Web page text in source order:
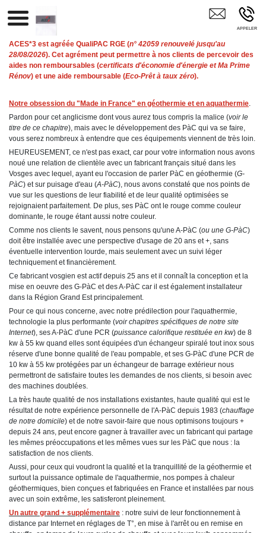
ACES*3 est agréée QualiPAC RGE (n° 42059 renouvelé jusqu'au
28/08/2026). Cet agrément peut permettre à nos clients de percevoir des
aides non remboursables (certificats d'économie d'énergie et Ma Prime
Rénov) et une aide remboursable (Eco-Prêt à taux zéro).
Notre obsession du "Made in France" en géothermie et en aquathermie.
Pardon pour cet anglicisme dont vous aurez tous compris la malice (voir le
titre de ce chapitre), mais avec le développement des PàC qui va se faire,
vous serez nombreux à entendre que ces équipements viennent de très loin.
HEUREUSEMENT, ce n'est pas exact, car pour votre information nous avons
noué une relation de clientèle avec un fabricant français situé dans les
Vosges avec lequel, ayant eu l'occasion de parler PàC en géothermie (G-
PàC) et sur puisage d'eau (A-PàC), nous avons constaté que nos points de
vue sur les questions de leur fiabilité et de leur qualité optimisées se
rejoignaient parfaitement. De plus, ses PàC ont le rouge comme couleur
dominante, le rouge étant aussi notre couleur.
Comme nos clients le savent, nous pensons qu'une A-PàC (ou une G-PàC)
doit être installée avec une perspective d'usage de 20 ans et +, sans
éventuelle intervention lourde, mais seulement avec un suivi léger
techniquement et financièrement.
Ce fabricant vosgien est actif depuis 25 ans et il connaît la conception et la
mise en oeuvre des G-PàC et des A-PàC car il est également installateur
dans la Région Grand Est principalement.
Pour ce qui nous concerne, avec notre prédilection pour l'aquathermie,
technologie la plus performante (voir chapitres spécifiques de notre site
Internet), ses A-PàC d'une PCR (puissance calorifique restituée en kw) de 8
kw à 55 kw quand elles sont équipées d'un échangeur spiralé tout inox sous
réserve d'une bonne qualité de l'eau pompable, et ses G-PàC d'une PCR de
10 kw à 55 kw protégées par un échangeur de barrage extérieur nous
permettront de satisfaire toutes les demandes de nos clients, si besoin avec
des machines doublées.
La très haute qualité de nos installations existantes, haute qualité qui est le
résultat de notre expérience personnelle de l'A-PàC depuis 1983 (chauffage
de notre domicile) et de notre savoir-faire que nous optimisons toujours +
depuis 24 ans, peut encore gagner à travailler avec un fabricant qui partage
les mêmes préoccupations et les mêmes vues sur les PàC que nous : la
satisfaction de nos clients.
Aussi, pour ceux qui voudront la qualité et la tranquillité de la géothermie et
surtout la puissance optimale de l'aquathermie, nos pompes à chaleur
géothermiques, bien conçues et fabriquées en France et installées par nous
avec un soin extrême, les satisferont pleinement.
Un autre grand + supplémentaire : notre suivi de leur fonctionnement à
distance par Internet en réglages de T°, en mise à l'arrêt ou en remise en